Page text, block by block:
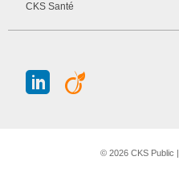
CKS Santé
J A
© 2026 CKS Public |